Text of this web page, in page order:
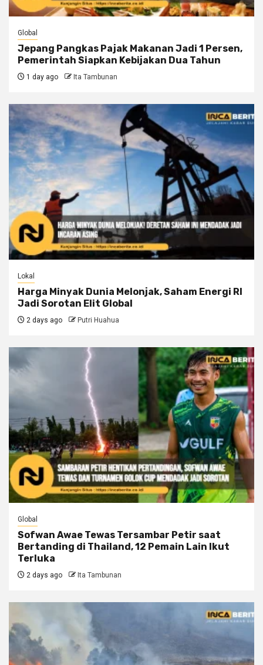
Global
Jepang Pangkas Pajak Makanan Jadi 1 Persen,
Pemerintah Siapkan Kebijakan Dua Tahun
1 day ago Ita Tambunan
Lokal
Harga Minyak Dunia Melonjak, Saham Energi RI
Jadi Sorotan Elit Global
2 days ago Putri Huahua
Global
Sofwan Awae Tewas Tersambar Petir saat
Bertanding di Thailand, 12 Pemain Lain Ikut
Terluka
2 days ago Ita Tambunan